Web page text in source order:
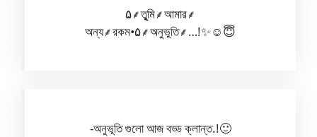
‎‎‎‎‎‎‎‎‎‎‎‎‎‎‎‎‎‎‎‎‎‎‎‎‎‎‎‎‎‎‎‎‎‎‎‎‎‎‎‎‎‎‎‎‎‎‎‎‎‎‎‎‎‎‎‎‎‎‎‎‎‎‎‎‎‎‎‎‎‎‎‎‎‎‎‎‎‎‎‎‎‎‎‎‎‎‎‎‎‎‎‎‎‎‎‎‎‎‎‎‎‎‎‎‎‎‎‎‎‎‎‎‎‎‎‎‎‎‎‎‎‎‎‎‎‎‎‎‎‎‎‎‎‎‎‎‎‎‎‎‎‎‎‎‎‎‎‎‎‎‎‎‎‎‎‎‎‎‎‎‎‎‎‎‎‎‎‎‎‎‎‎‎‎‎‎‎‎‎‎‎‎‎‎‎‎‎‎‎‎‎‎‎‎‎‎‎‎‎‎‎‎‎‎‎‎‎‎‎‎‎‎‎‎‎‎‎‎‎‎‎‎‎‎‎‎‎‎‎‎‎‎‎‎‎‎‎‎‎‎‎‎‎‎‎‎‎‎‎‎‎‎‎‎‎‎‎‎‎‎‎‎‎‎‎‎‎‎‎‎‎‎‎‎‎‎‎‎‎‎‎‎‎‎‎‎‎‎‎‎‎‎‎‎‎‎‎‎‎‎۵⸙তুৃমি⸙আমার⸙
অন্য⸙রকম•۵⸙অনুভুতি⸙…!✨☺️😇
-অনুভূতি গুলো আজ বড্ড ক্লান্ত.!🙂